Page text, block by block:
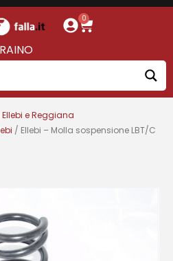
0
e Reggiana
/ Ellebi – Molla sospensione LBT/C